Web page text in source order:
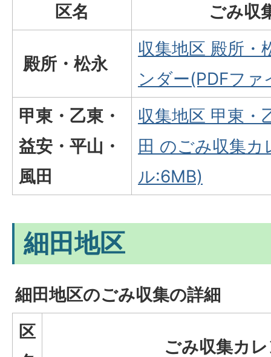
区名
ごみ収
殿所・松永
収集地区 殿所・
ンダー(PDFフ
甲東・乙東・
益安・平山・
風田
収集地区 甲東・
田 のごみ収集カ
ル:6MB)
細田地区
細田地区のごみ収集の詳細
区
ごみ収集カ